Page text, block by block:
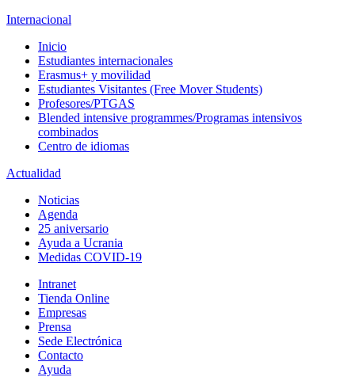
Internacional
Inicio
Estudiantes internacionales
Erasmus+ y movilidad
Estudiantes Visitantes (Free Mover Students)
Profesores/PTGAS
Blended intensive programmes/Programas intensivos
combinados
Centro de idiomas
Actualidad
Noticias
Agenda
25 aniversario
Ayuda a Ucrania
Medidas COVID-19
Intranet
Tienda Online
Empresas
Prensa
Sede Electrónica
Contacto
Ayuda